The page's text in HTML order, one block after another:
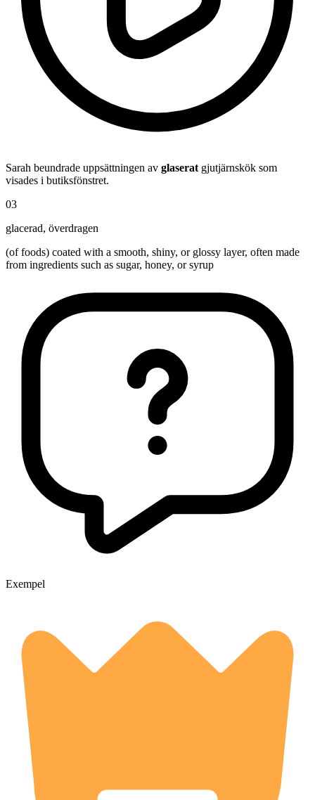
Sarah beundrade uppsättningen av glaserat gjutjärnskök som
visades i butiksfönstret.
03
glacerad, överdragen
(of foods) coated with a smooth, shiny, or glossy layer, often made
from ingredients such as sugar, honey, or syrup
Exempel